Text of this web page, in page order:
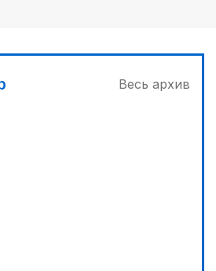
станции мониторинга
Весь архив